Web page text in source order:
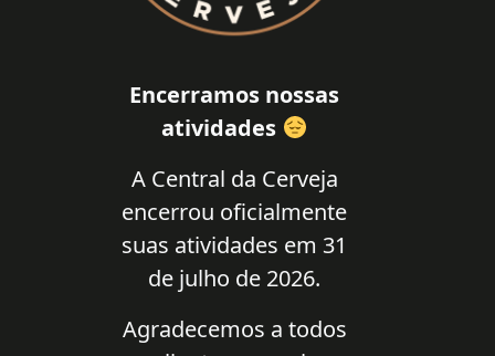
Encerramos nossas
atividades
A Central da Cerveja
encerrou oficialmente
suas atividades em 31
de julho de 2026.
Agradecemos a todos